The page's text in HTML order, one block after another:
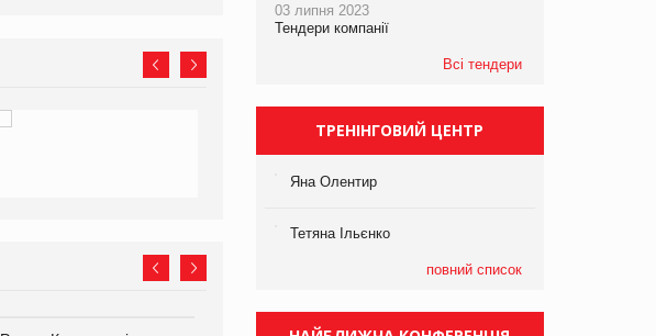
03 липня 2023
Тендери компанії
Всі тендери
ТРЕНІНГОВИЙ ЦЕНТР
Яна Олентир
Тетяна Ільєнко
повний список